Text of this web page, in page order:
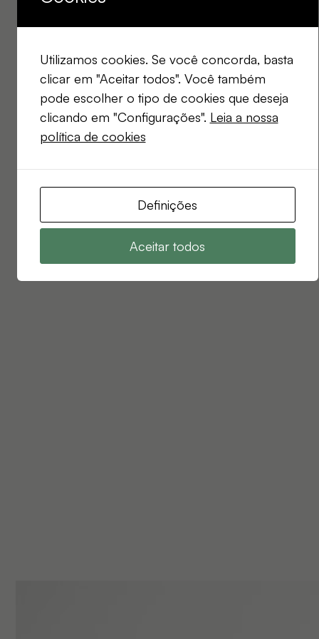
Utilizamos cookies. Se você concorda, basta
clicar em "Aceitar todos". Você também
pode escolher o tipo de cookies que deseja
clicando em "Configurações". Leia a nossa
política de cookies
Definições
Aceitar todos